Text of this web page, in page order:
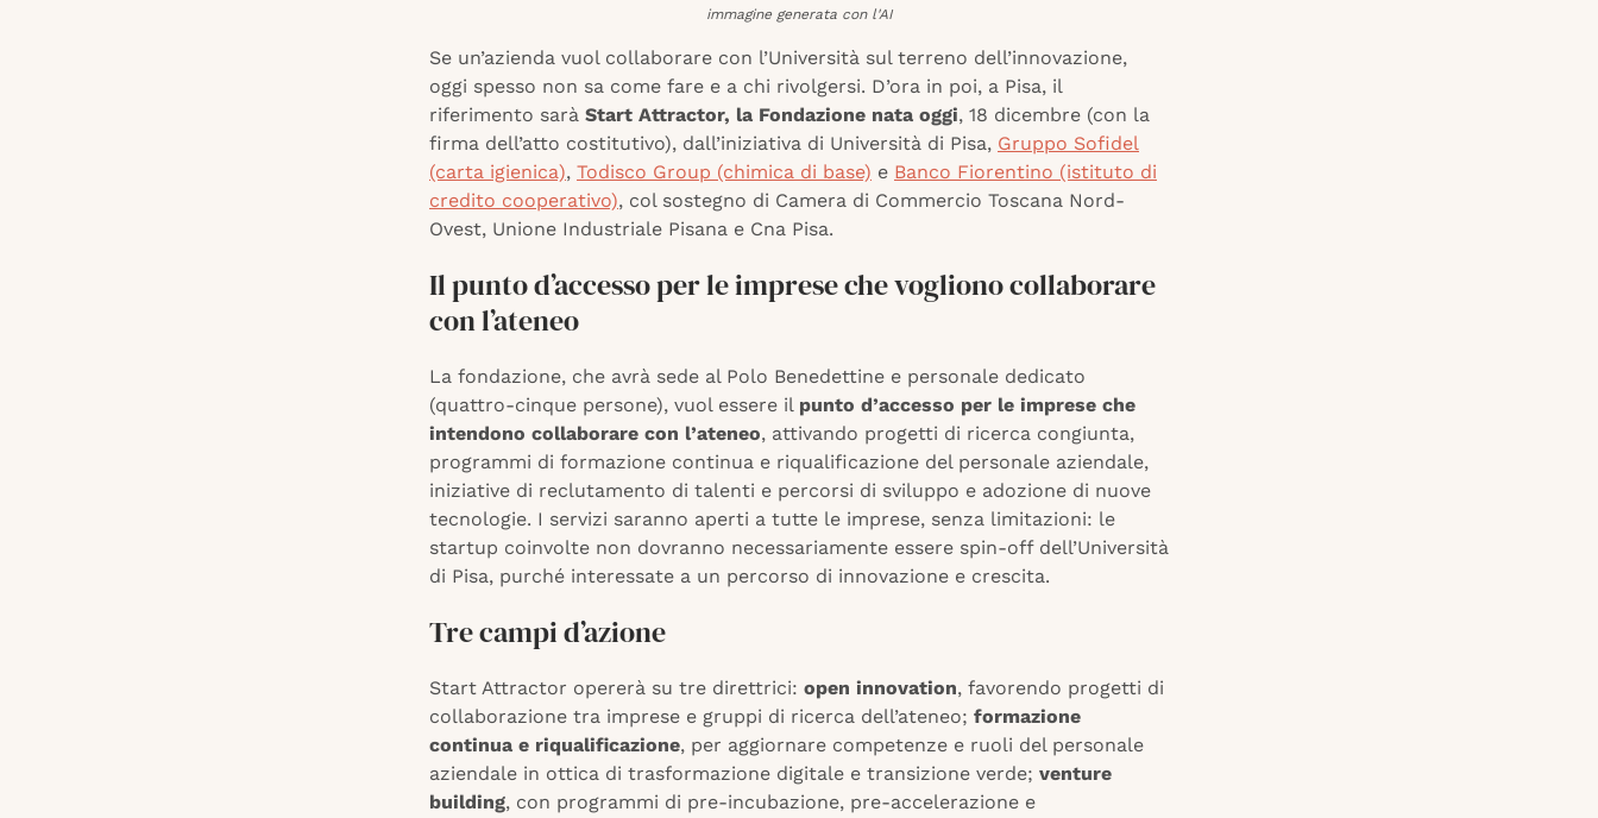
immagine generata con l'AI
Se un’azienda vuol collaborare con l’Università sul terreno dell’innovazione,
oggi spesso non sa come fare e a chi rivolgersi. D’ora in poi, a Pisa, il
riferimento sarà Start Attractor, la Fondazione nata oggi, 18 dicembre (con la
firma dell’atto costitutivo), dall’iniziativa di Università di Pisa, Gruppo Sofidel
(carta igienica), Todisco Group (chimica di base) e Banco Fiorentino (istituto di
credito cooperativo), col sostegno di Camera di Commercio Toscana Nord-
Ovest, Unione Industriale Pisana e Cna Pisa.
Il punto d’accesso per le imprese che vogliono collaborare
con l’ateneo
La fondazione, che avrà sede al Polo Benedettine e personale dedicato
(quattro-cinque persone), vuol essere il punto d’accesso per le imprese che
intendono collaborare con l’ateneo, attivando progetti di ricerca congiunta,
programmi di formazione continua e riqualificazione del personale aziendale,
iniziative di reclutamento di talenti e percorsi di sviluppo e adozione di nuove
tecnologie. I servizi saranno aperti a tutte le imprese, senza limitazioni: le
startup coinvolte non dovranno necessariamente essere spin-off dell’Università
di Pisa, purché interessate a un percorso di innovazione e crescita.
Tre campi d’azione
Start Attractor opererà su tre direttrici: open innovation, favorendo progetti di
collaborazione tra imprese e gruppi di ricerca dell’ateneo; formazione
continua e riqualificazione, per aggiornare competenze e ruoli del personale
aziendale in ottica di trasformazione digitale e transizione verde; venture
building, con programmi di pre-incubazione, pre-accelerazione e